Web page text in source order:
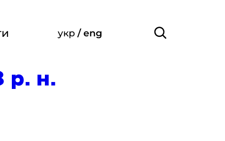
укр / eng
р. н.